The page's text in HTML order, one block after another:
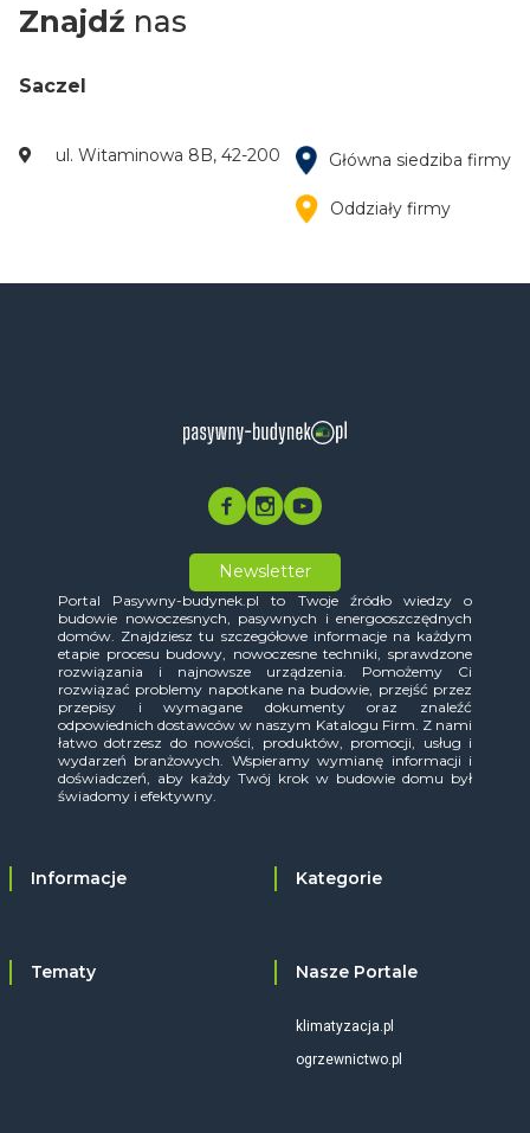
Znajdź nas
Saczel
ul. Witaminowa 8B, 42-200 Główna siedziba firmy
Oddziały firmy
Newsletter
Portal Pasywny-budynek.pl to Twoje źródło wiedzy o
budowie nowoczesnych, pasywnych i energooszczędnych
domów. Znajdziesz tu szczegółowe informacje na każdym
etapie procesu budowy, nowoczesne techniki, sprawdzone
rozwiązania i najnowsze urządzenia. Pomożemy Ci
rozwiązać problemy napotkane na budowie, przejść przez
przepisy i wymagane dokumenty oraz znaleźć
odpowiednich dostawców w naszym Katalogu Firm. Z nami
łatwo dotrzesz do nowości, produktów, promocji, usług i
wydarzeń branżowych. Wspieramy wymianę informacji i
doświadczeń, aby każdy Twój krok w budowie domu był
świadomy i efektywny.
Informacje Kategorie
Tematy Nasze Portale
klimatyzacja.pl
ogrzewnictwo.pl